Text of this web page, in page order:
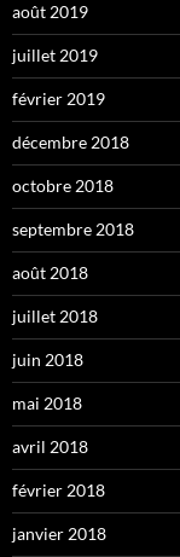
août 2019
juillet 2019
février 2019
décembre 2018
octobre 2018
septembre 2018
août 2018
juillet 2018
juin 2018
mai 2018
avril 2018
février 2018
janvier 2018